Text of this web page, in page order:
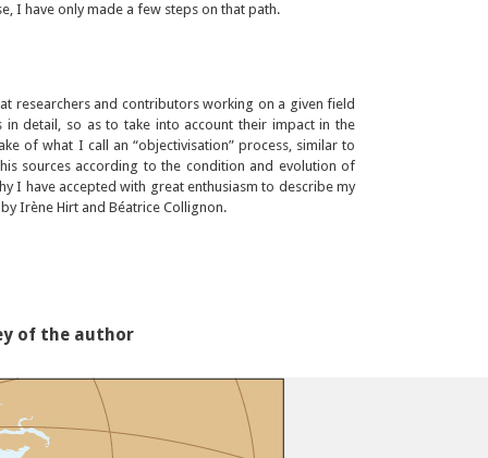
I have only made a few steps on that path.
researchers and contributors working on a given field
in detail, so as to take into account their impact in the
of what I call an “objectivisation” process, similar to
sources according to the condition and evolution of
I have accepted with great enthusiasm to describe my
Irène Hirt and Béatrice Collignon.
of the author